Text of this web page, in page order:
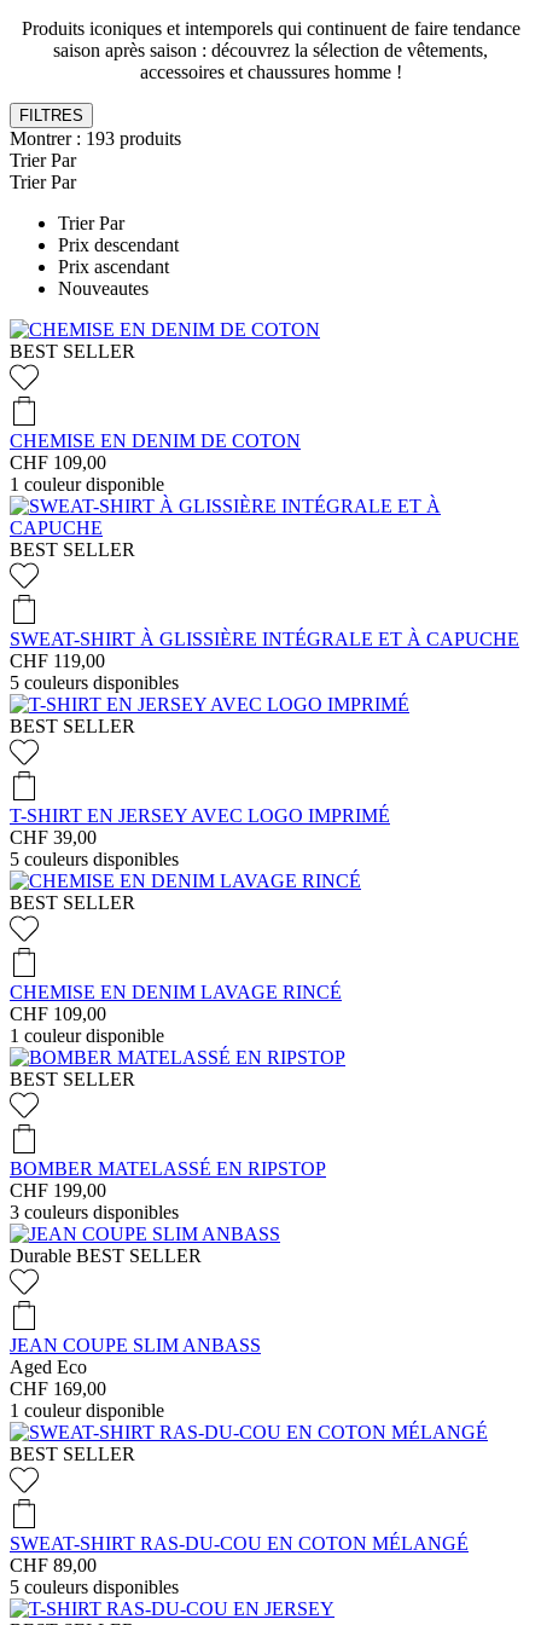
Produits iconiques et intemporels qui continuent de faire tendance
saison après saison : découvrez la sélection de vêtements,
accessoires et chaussures homme !
FILTRES
Montrer : 193 produits
Trier Par
Trier Par
Trier Par
Prix descendant
Prix ascendant
Nouveautes
BEST SELLER
CHEMISE EN DENIM DE COTON
CHF 109,00
1 couleur disponible
BEST SELLER
SWEAT-SHIRT À GLISSIÈRE INTÉGRALE ET À CAPUCHE
CHF 119,00
5 couleurs disponibles
BEST SELLER
T-SHIRT EN JERSEY AVEC LOGO IMPRIMÉ
CHF 39,00
5 couleurs disponibles
BEST SELLER
CHEMISE EN DENIM LAVAGE RINCÉ
CHF 109,00
1 couleur disponible
BEST SELLER
BOMBER MATELASSÉ EN RIPSTOP
CHF 199,00
3 couleurs disponibles
Durable BEST SELLER
JEAN COUPE SLIM ANBASS
Aged Eco
CHF 169,00
1 couleur disponible
BEST SELLER
SWEAT-SHIRT RAS-DU-COU EN COTON MÉLANGÉ
CHF 89,00
5 couleurs disponibles